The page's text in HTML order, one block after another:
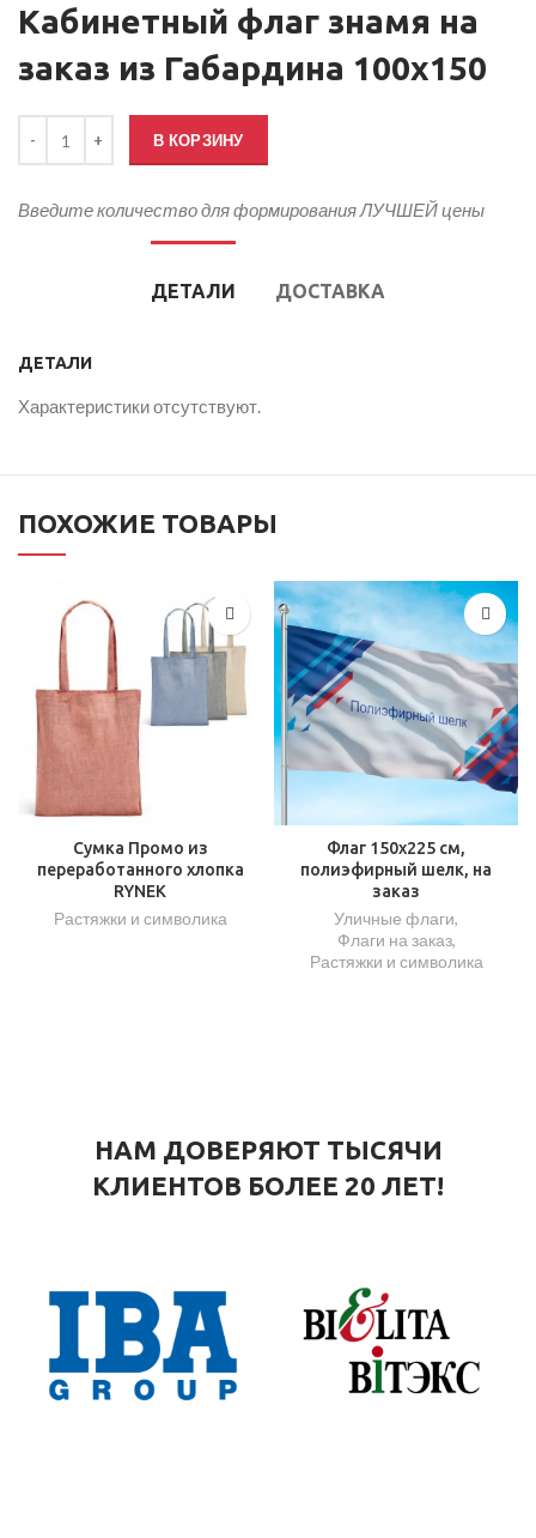
Кабинетный флаг знамя на
заказ из Габардина 100х150
В КОРЗИНУ
Введите количество для формирования ЛУЧШЕЙ цены
ДЕТАЛИ ДОСТАВКА
ДЕТАЛИ
Характеристики отсутствуют.
ПОХОЖИЕ ТОВАРЫ
Сумка Промо из
переработанного хлопка
RYNEK
Растяжки и символика
Флаг 150х225 см,
полиэфирный шелк, на
заказ
Уличные флаги,
Флаги на заказ,
Растяжки и символика
НАМ ДОВЕРЯЮТ ТЫСЯЧИ
КЛИЕНТОВ БОЛЕЕ 20 ЛЕТ!